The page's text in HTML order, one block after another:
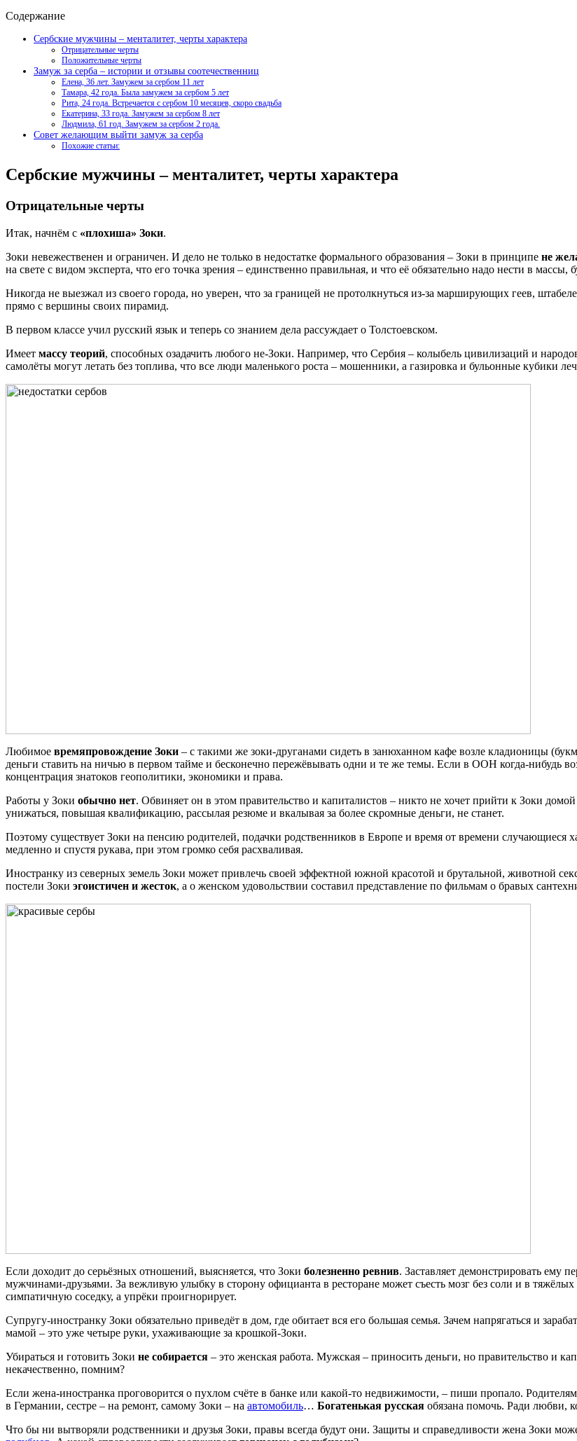
Содержание
Сербские мужчины – менталитет, черты характера
Отрицательные черты
Положительные черты
Замуж за серба – истории и отзывы соотечественниц
Елена, 36 лет. Замужем за сербом 11 лет
Тамара, 42 года. Была замужем за сербом 5 лет
Рита, 24 года. Встречается с сербом 10 месяцев, скоро свадьба
Екатерина, 33 года. Замужем за сербом 8 лет
Людмила, 61 год. Замужем за сербом 2 года.
Совет желающим выйти замуж за серба
Похожие статьи:
Сербские мужчины – менталитет, черты характера
Отрицательные черты
Итак, начнём с «плохиша» Зоки.
Зоки невежественен и ограничен. И дело не только в недостатке формального образования – Зоки в принципе не
на свете с видом эксперта, что его точка зрения – единственно правильная, и что её обязательно надо нести в
Никогда не выезжал из своего города, но уверен, что за границей не протолкнуться из-за марширующих геев,
прямо с вершины своих пирамид.
В первом классе учил русский язык и теперь со знанием дела рассуждает о Толстоевском.
Имеет массу теорий, способных озадачить любого не-Зоки. Например, что Сербия – колыбель цивилизаций и
самолёты могут летать без топлива, что все люди маленького роста – мошенники, а газировка и бульонные кубики
Любимое времяпровождение Зоки – с такими же зоки-друганами сидеть в занюханном кафе возле кладионицы
деньги ставить на ничью в первом тайме и бесконечно пережёвывать одни и те же темы. Если в ООН когда-нибудь
концентрация знатоков геополитики, экономики и права.
Работы у Зоки обычно нет. Обвиняет он в этом правительство и капиталистов – никто не хочет прийти к Зоки
унижаться, повышая квалификацию, рассылая резюме и вкалывая за более скромные деньги, не станет.
Поэтому существует Зоки на пенсию родителей, подачки родственников в Европе и время от времени случающиеся
медленно и спустя рукава, при этом громко себя расхваливая.
Иностранку из северных земель Зоки может привлечь своей эффектной южной красотой и брутальной, животной
постели Зоки эгоистичен и жесток, а о женском удовольствии составил представление по фильмам о бравых
Если доходит до серьёзных отношений, выясняется, что Зоки болезненно ревнив. Заставляет демонстрировать ему
мужчинами-друзьями. За вежливую улыбку в сторону официанта в ресторане может съесть мозг без соли и в
симпатичную соседку, а упрёки проигнорирует.
Супругу-иностранку Зоки обязательно приведёт в дом, где обитает вся его большая семья. Зачем напрягаться и
мамой – это уже четыре руки, ухаживающие за крошкой-Зоки.
Убираться и готовить Зоки не собирается – это женская работа. Мужская – приносить деньги, но правительство и
некачественно, помним?
Если жена-иностранка проговорится о пухлом счёте в банке или какой-то недвижимости, – пиши пропало.
в Германии, сестре – на ремонт, самому Зоки – на автомобиль… Богатенькая русская обязана помочь. Ради любви,
Что бы ни вытворяли родственники и друзья Зоки, правы всегда будут они. Защиты и справедливости жена Зоки